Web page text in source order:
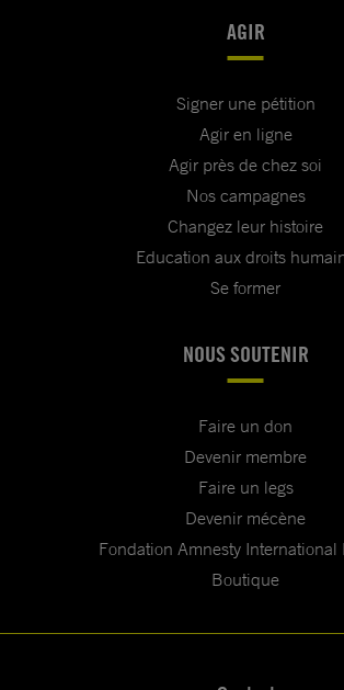
AGIR
Signer une pétition
Agir en ligne
Agir près de chez soi
Nos campagnes
Changez leur histoire
Education aux droits
Se former
NOUS SOUTENIR
Faire un don
Devenir membre
Faire un legs
Devenir mécène
Fondation Amnesty International
Boutique